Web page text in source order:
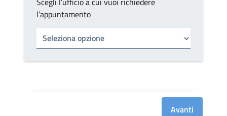
l’appuntamento
Tipo di ufficio
Avanti